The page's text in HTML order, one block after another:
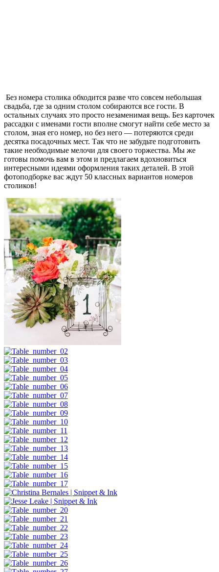
Без номера столика обходится разве что совсем небольшая
свадьба, где за одним столом собираются все гости. В
остальных случаях это просто незаменимая вещь. Без карточек
рассадки с именами гости вполне смогут найти себе место за
столом, зная его номер, но без него — потеряются среди
десятка посадочных мест. Так что не забудьте подготовить
такие необходимые мелочи для своего торжества. Мы же
готовы помочь вам в этом и предлагаем вдохновиться
интересными идеями оформления таких деталей. В этой
фотоподборке вас ждут 50 классных вариантов номеров
столиков!